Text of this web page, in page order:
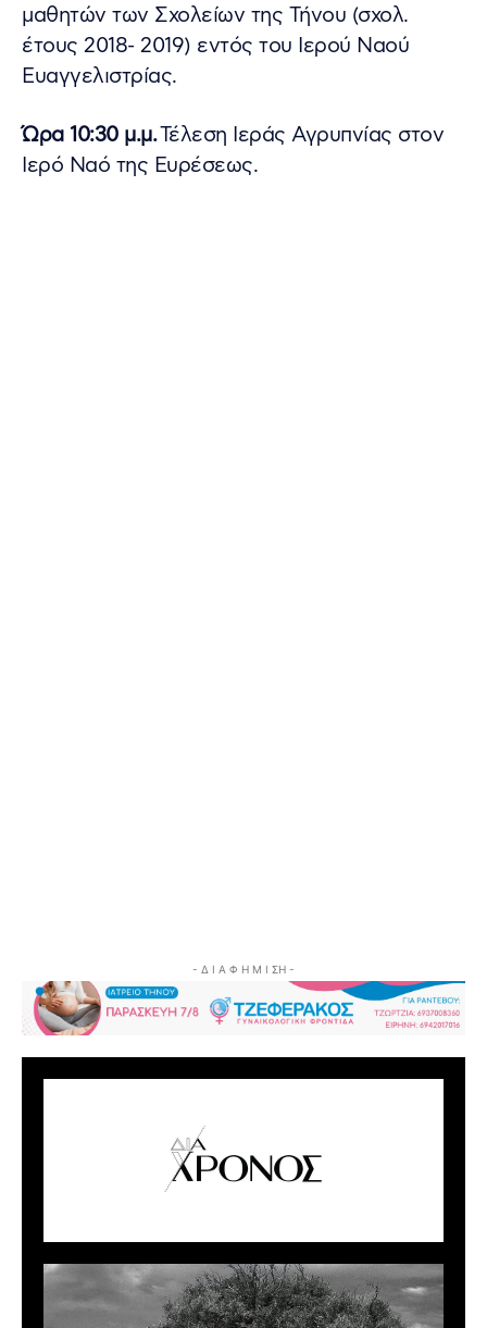
μαθητών των Σχολείων της Τήνου (σχολ.
έτους 2018- 2019) εντός του Ιερού Ναού
Ευαγγελιστρίας.
Ώρα 10:30 μ.μ.Τέλεση Ιεράς Αγρυπνίας στον
Ιερό Ναό της Ευρέσεως.
- Δ Ι Α Φ Η Μ Ι ΣΗ -